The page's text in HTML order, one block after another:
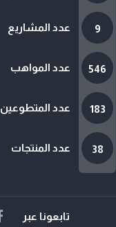
9 عدد المشاريع
546 عدد المواهب
183 عدد المتطوعين
38 عدد المنتجات
تابعونا عبر